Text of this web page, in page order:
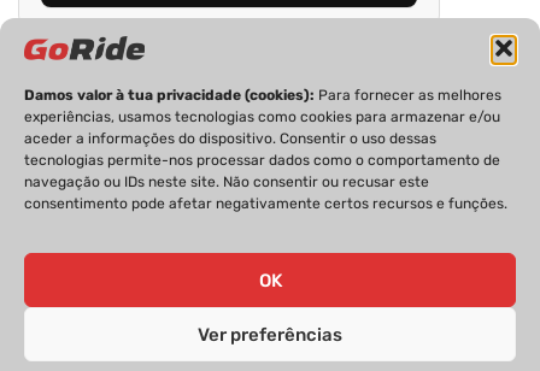
Damos valor à tua privacidade (cookies): Para fornecer as melhores
experiências, usamos tecnologias como cookies para armazenar e/ou
aceder a informações do dispositivo. Consentir o uso dessas
tecnologias permite-nos processar dados como o comportamento de
navegação ou IDs neste site. Não consentir ou recusar este
consentimento pode afetar negativamente certos recursos e funções.
OK
Ver preferências
PRIVACIDADE FICHA TÉCNICA
ESTATUTO EDITORIAL
GoRide 2026 | Todos os direitos reservados.